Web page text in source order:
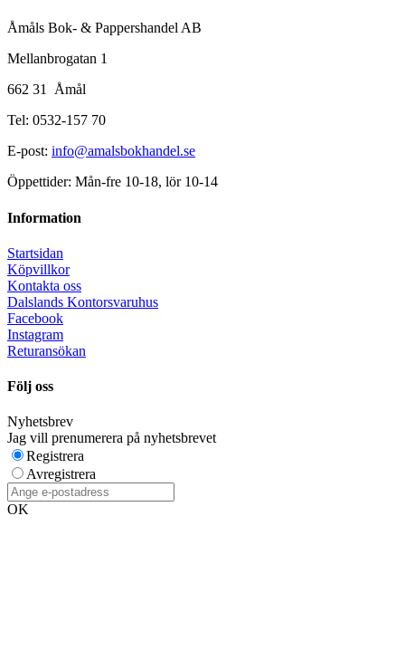
Åmåls Bok- & Pappershandel AB
Mellanbrogatan 1
662 31 Åmål
Tel: 0532-157 70
E-post: info@amalsbokhandel.se
Öppettider: Mån-fre 10-18, lör 10-14
Information
Startsidan
Köpvillkor
Kontakta oss
Dalslands Kontorsvaruhus
Facebook
Instagram
Returansökan
Följ oss
Nyhetsbrev
Jag vill prenumerera på nyhetsbrevet
Registrera
Avregistrera
OK